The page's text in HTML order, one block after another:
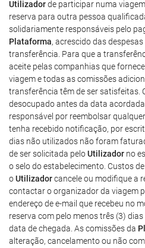
Utilizadorde participar numa
reserva para outra pessoa
solidariamente responsáveis pelo
Plataforma, acrescido das
transferência. Para que a
aceite pelas companhias que
viagem e todas as comissões
transferência têm de ser satisfeitas.
desocupado antes da data
responsável por reembolsar
tenha recebido notificação, por
dias não utilizados não foram
de ser solicitada peloUtilizador no
o selo do estabelecimento. Custos
oUtilizadorcancele ou modifique a
contactar o organizador da viagem
endereço de e-mail que recebeu no
reserva com pelo menos três (3)
data de chegada. As comissões da
alteração, cancelamento ou não